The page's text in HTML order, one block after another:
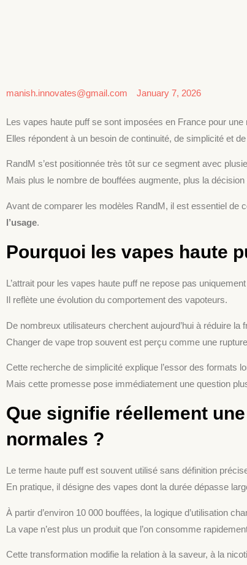
manish.innovates@gmail.com January 7, 2026
Les vapes haute puff se sont imposées en France pour une
Elles répondent à un besoin de continuité, de simplicité et
RandM s’est positionnée très tôt sur ce segment avec
Mais plus le nombre de bouffées augmente, plus la
Avant de comparer les modèles RandM, il est essentiel de
l’usage.
Pourquoi les vapes haute
L’attrait pour les vapes haute puff ne repose pas
Il reflète une évolution du comportement des vapoteurs.
De nombreux utilisateurs cherchent aujourd’hui à réduire
Changer de vape trop souvent est perçu comme une
Cette recherche de simplicité explique l’essor des formats
Mais cette promesse pose immédiatement une question
Que signifie réellement
normales ?
Le terme haute puff est souvent utilisé sans définition
En pratique, il désigne des vapes dont la durée dépasse
À partir d’environ 10 000 bouffées, la logique d’utilisation
La vape n’est plus un produit que l’on consomme
Cette transformation modifie la relation à la saveur, à la